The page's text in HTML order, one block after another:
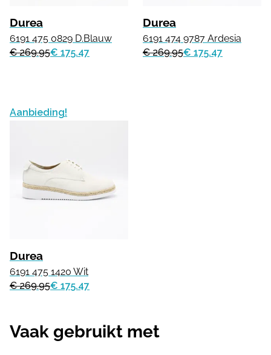
Durea
6191 475 0829 D.Blauw
€ 269.95€ 175.47
Durea
6191 474 9787 Ardesia
€ 269.95€ 175.47
Aanbieding!
Durea
6191 475 1420 Wit
€ 269.95€ 175.47
Vaak gebruikt met